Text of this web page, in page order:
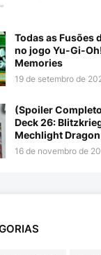
Todas as Fusões
no jogo Yu-Gi-
Memories
19 de setembro de
(Spoiler
Deck 26:
Mechlight Dragon
16 de novembro de